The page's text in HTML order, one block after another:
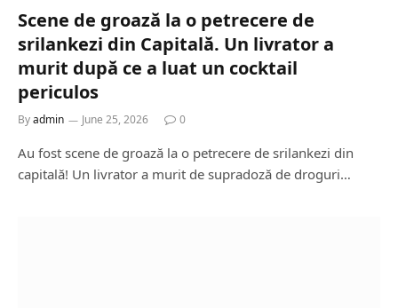
Scene de groază la o petrecere de
srilankezi din Capitală. Un livrator a
murit după ce a luat un cocktail
periculos
Byadmin June 25, 2026 0
Au fost scene de groază la o petrecere de srilankezi din
capitală! Un livrator a murit de supradoză de droguri…